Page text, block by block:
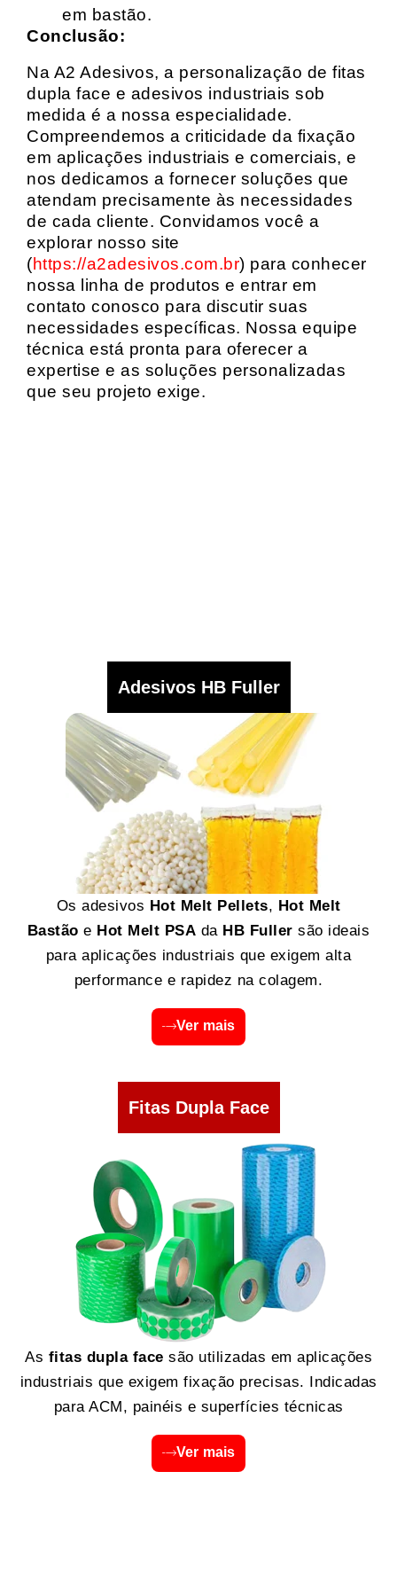
em bastão.
Conclusão:
Na A2 Adesivos, a personalização de fitas
dupla face e adesivos industriais sob
medida é a nossa especialidade.
Compreendemos a criticidade da fixação
em aplicações industriais e comerciais, e
nos dedicamos a fornecer soluções que
atendam precisamente às necessidades
de cada cliente. Convidamos você a
explorar nosso site
(https://a2adesivos.com.br) para conhecer
nossa linha de produtos e entrar em
contato conosco para discutir suas
necessidades específicas. Nossa equipe
técnica está pronta para oferecer a
expertise e as soluções personalizadas
que seu projeto exige.
Adesivos HB Fuller
Os adesivos Hot Melt Pellets, Hot Melt
Bastão e Hot Melt PSA da HB Fuller são ideais
para aplicações industriais que exigem alta
performance e rapidez na colagem.
Ver mais
Fitas Dupla Face
As fitas dupla face são utilizadas em aplicações
industriais que exigem fixação precisas. Indicadas
para ACM, painéis e superfícies técnicas
Ver mais